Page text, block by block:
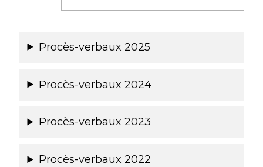
Procès-verbaux 2025
Procès-verbaux 2024
Procès-verbaux 2023
Procès-verbaux 2022